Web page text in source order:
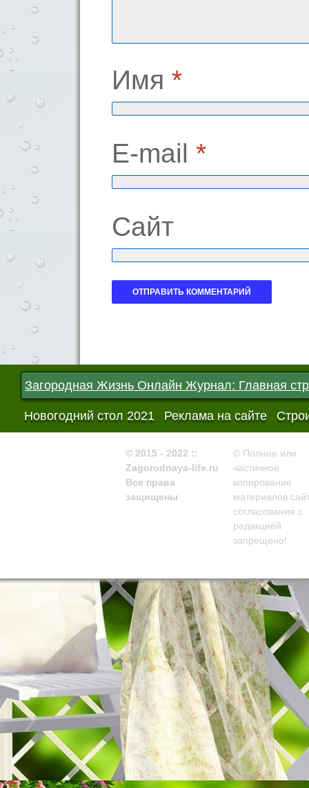
Имя *
E-mail *
Сайт
Загородная Жизнь Онлайн Журнал: Главная
Новогодний стол 2021 Реклама на сайте
© 2015 - 2022 ::
Zagorodnaya-life.ru
Все права
защищены
© Полное или
частичное
копирование
материалов
согласования с
редакцией
запрещено!